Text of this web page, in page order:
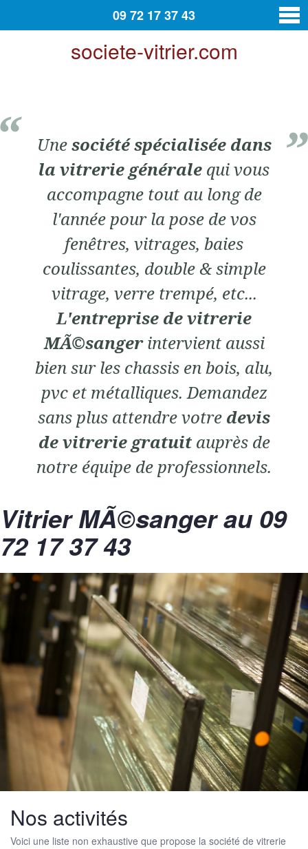
09 72 17 37 43
societe-vitrier.com
Unesociété spécialisée dans
la vitrerie générale qui vous
accompagne tout au long de
l'année pour la pose de vos
fenêtres, vitrages, baies
coulissantes, double & simple
vitrage, verre trempé, etc...
L'entreprise de vitrerie
MÃ©sangerintervient aussi
bien sur les chassis en bois, alu,
pvc et métalliques. Demandez
sans plus attendre votre devis
de vitrerie gratuitauprès de
notre équipe de professionnels.
Vitrier MÃ©sanger au 09
72 17 37 43
Nos activités
Voici une liste non exhaustive que propose la société de vitrerie